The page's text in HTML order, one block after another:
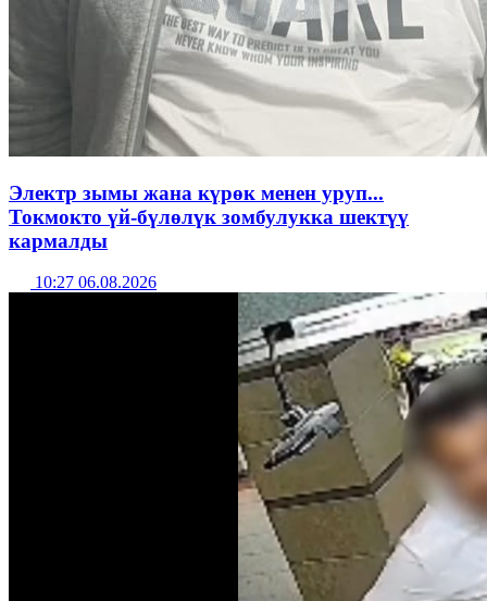
Электр зымы жана күрөк менен уруп...
Токмокто үй-бүлөлүк зомбулукка шектүү
кармалды
10:27 06.08.2026